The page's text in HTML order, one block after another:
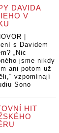
DAVIDA
V
|
s Davidem
„Nic
jsme nikdy
ani potom už
vzpomínají
Sono
HIT